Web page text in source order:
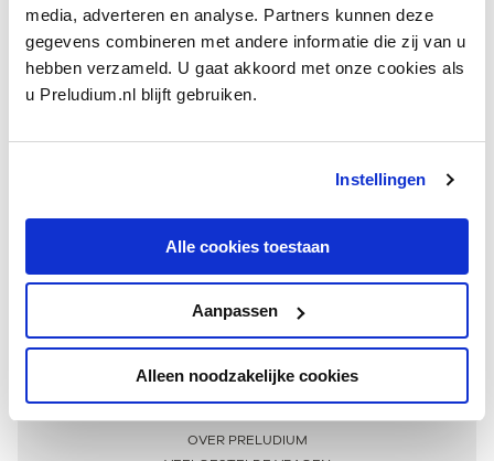
media, adverteren en analyse. Partners kunnen deze
gegevens combineren met andere informatie die zij van u
hebben verzameld. U gaat akkoord met onze cookies als
u Preludium.nl blijft gebruiken.
Instellingen
Alle cookies toestaan
Aanpassen
Alleen noodzakelijke cookies
Meer informatie
OVER PRELUDIUM